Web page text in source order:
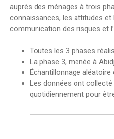
auprès des ménages à trois
connaissances, les attitudes et
communication des risques et
Toutes les 3 phases
La phase 3, menée à
Échantillonnage aléatoire
Les données ont
quotidiennement pour